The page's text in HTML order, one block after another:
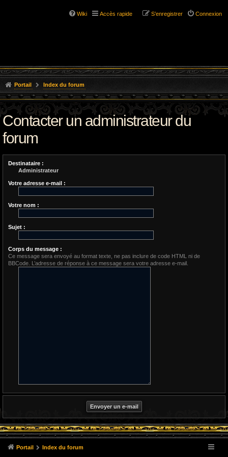
Wiki Accès rapide Connexion
S’enregistrer
Portail Index du forum
Contacter un administrateur du
forum
Destinataire :
Administrateur
Votre adresse e-mail :
Votre nom :
Sujet :
Corps du message :
Ce message sera envoyé au format texte, ne pas inclure de code HTML ni de
BBCode. L’adresse de réponse à ce message sera votre adresse e-mail.
Portail Index du forum